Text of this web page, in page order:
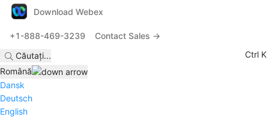
Download Webex
+1-888-469-3239
Contact Sales →
Căutați...
Ctrl K
Română
Dansk
Deutsch
English